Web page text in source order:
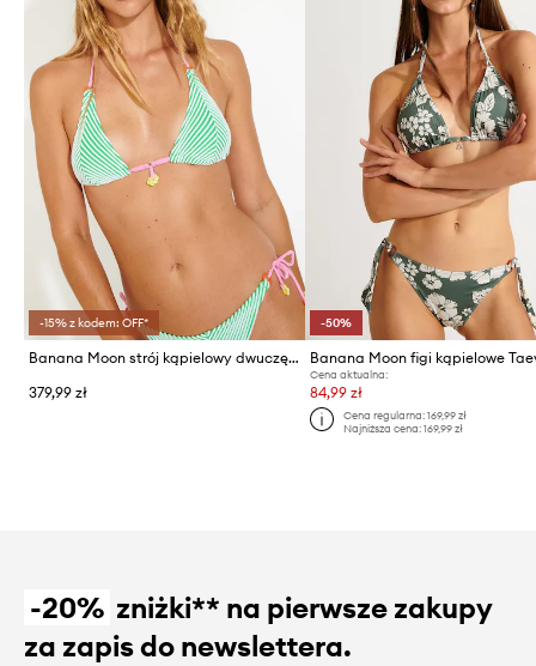
-15% z kodem: OFF*
Banana Moon strój kąpielowy dwuczęściowy damski Terrystripe
379,99 zł
-50%
Banana Moon figi kąpielowe
Cena aktualna:
84,99 zł
Cena regularna: 169,99 zł
Najniższa cena: 169,99 zł
-20% zniżki** na pierwsze zakupy
za zapis do newslettera.